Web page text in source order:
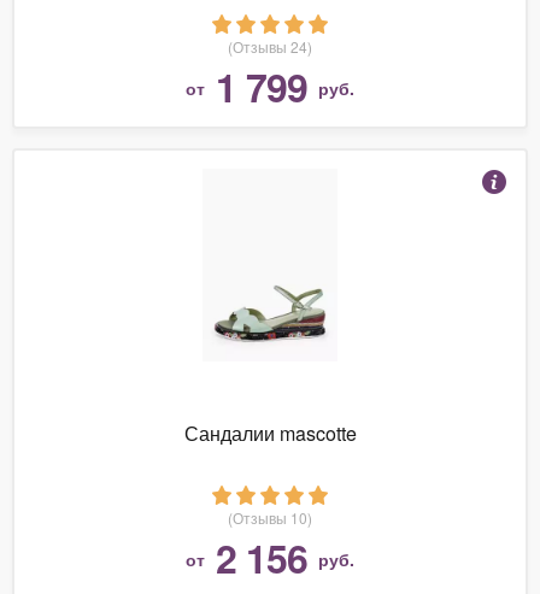
(Отзывы 24)
от 1 799 руб.
Сандалии mascotte
(Отзывы 10)
от 2 156 руб.